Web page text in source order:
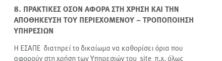
8. ΠΡΑΚΤΙΚΕΣ ΟΣΟΝ ΑΦΟΡΑ ΣΤΗ ΧΡΗΣΗ ΚΑΙ ΤΗΝ
ΑΠΟΘΗΚΕΥΣΗ ΤΟΥ ΠΕΡΙΕΧΟΜΕΝΟΥ – ΤΡΟΠΟΠΟΙΗΣΗ
ΥΠΗΡΕΣΙΩΝ
Η ΕΣΑΠΕ διατηρεί το δικαίωμα να καθορίσει όρια που
αφορούν στη χρήση των Υπηρεσιών του site π.χ. όλως